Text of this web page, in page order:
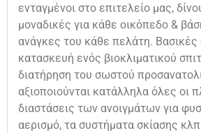
ενταγμένοι στο επιτελείο μας,
μοναδικές για κάθε οικόπεδο &
ανάγκες του κάθε πελάτη. Βασικές
κατασκευή ενός βιοκλιματικού
διατήρηση του σωστού
αξιοποιούνται κατάλληλα όλες οι
διαστάσεις των ανοιγμάτων για
αερισμό, τα συστήματα σκίασης